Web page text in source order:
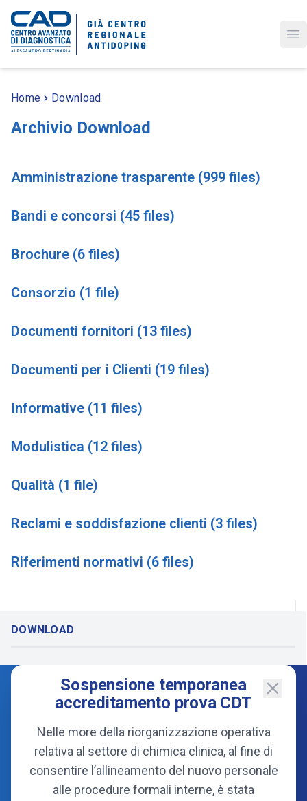
DOWNLOAD
Home Download
Archivio Download
Amministrazione trasparente (999 files)
Bandi e concorsi (45 files)
Brochure (6 files)
Consorzio (1 file)
Documenti fornitori (13 files)
Documenti per i Clienti (19 files)
Informative (11 files)
Modulistica (12 files)
Qualità (1 file)
Reclami e soddisfazione clienti (3 files)
Riferimenti normativi (6 files)
Sospensione temporanea
accreditamento prova CDT
Nelle more della riorganizzazione operativa
relativa al settore di chimica clinica, al fine di
consentire l’allineamento del nuovo personale
alle procedure formali interne, è stata